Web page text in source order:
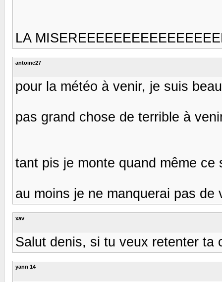
LA
antoine27
pour la météo à venir, je suis
pas grand chose de terrible à
tant pis je monte quand même ce
au moins je ne manquerai pas de
xav
Salut denis, si tu veux retenter ta
yann 14